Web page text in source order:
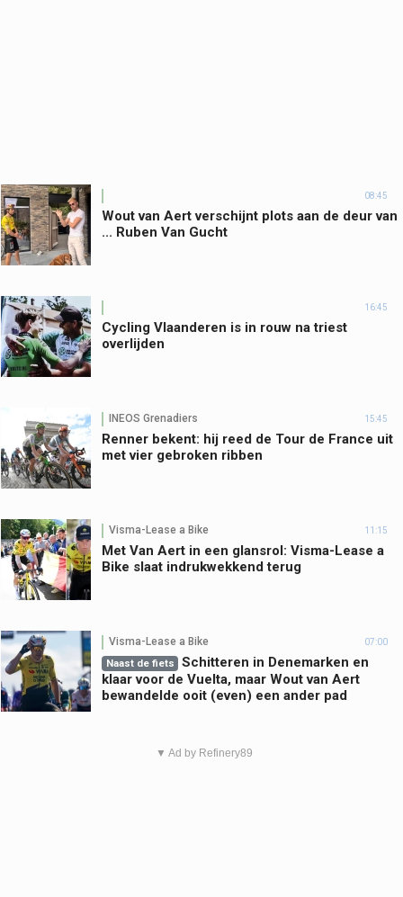
08:45
Wout van Aert verschijnt plots aan de deur van
... Ruben Van Gucht
16:45
Cycling Vlaanderen is in rouw na triest
overlijden
INEOS Grenadiers 15:45
Renner bekent: hij reed de Tour de France uit
met vier gebroken ribben
Visma-Lease a Bike 11:15
Met Van Aert in een glansrol: Visma-Lease a
Bike slaat indrukwekkend terug
Visma-Lease a Bike 07:00
Naast de fiets
Schitteren in Denemarken en
klaar voor de Vuelta, maar Wout van Aert
bewandelde ooit (even) een ander pad
▼ Ad by Refinery89